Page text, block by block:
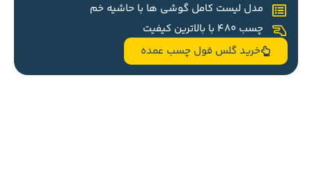
مدل لیست کامل گوشی ها با حاشیه خم
چسب 480 با بالاترین کیفیت
خرید گلس فول چسب عمده